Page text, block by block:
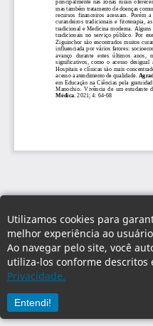
Utilizamos cookies para
melhor experiência ao
Ao navegar pelo site, você
utiliza-los conforme descritos
Privacidade.
Entendi!